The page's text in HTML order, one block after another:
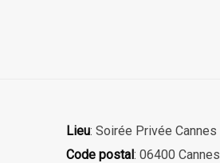
Lieu: Soirée Privée Cannes
Code postal: 06400 Cannes